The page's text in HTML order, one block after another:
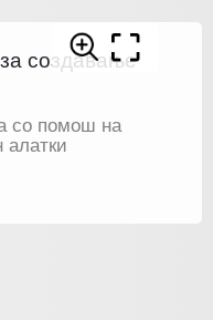
создавање
со помош на
алатки